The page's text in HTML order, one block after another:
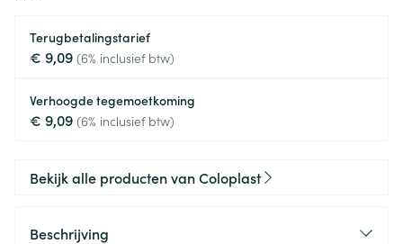
Terugbetalingstarief
€ 9,09 (6% inclusief btw)
Verhoogde tegemoetkoming
€ 9,09 (6% inclusief btw)
Bekijk alle producten van Coloplast
Beschrijving